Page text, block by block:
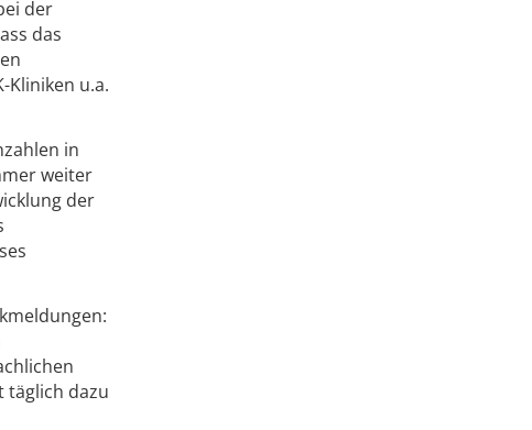
der
das
Kliniken u.a.
in
weiter
der
täglich dazu